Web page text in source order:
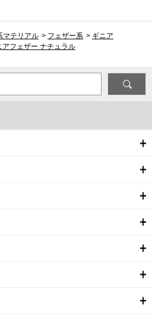
マテリアル > フェザー系 > ギニア
アフェザー ナチュラル